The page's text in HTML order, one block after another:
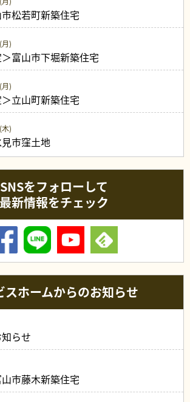
市松若町新築住宅
)
富山市下堀新築住宅
)
立山町新築住宅
)
見市窪土地
SNSをフォローして
最新情報をチェック
スホームからのお知らせ
らせ
市藤木新築住宅